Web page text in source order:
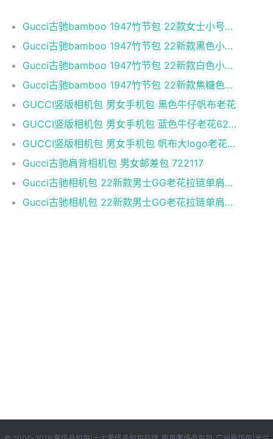
Gucci古驰bamboo 1947竹节包 22款女士小号GG大LOGO竹节
Gucci古驰bamboo 1947竹节包 22新款黑色小牛皮小号竹
Gucci古驰bamboo 1947竹节包 22新款白色小牛皮小号竹
Gucci古驰bamboo 1947竹节包 22新款焦糖色小牛皮小号
GUCCI竖版相机包 男女手机包 黑色牛仔帆布老花
GUCCI竖版相机包 男女手机包 蓝色牛仔老花625615
GUCCI竖版相机包 男女手机包 帆布大logo老花62561
Gucci古驰肩背相机包 男女邮差包 722117
Gucci古驰相机包 22新款男士GG老花拉链单肩包 蓝色
Gucci古驰相机包 22新款男士GG老花拉链单肩包 白色